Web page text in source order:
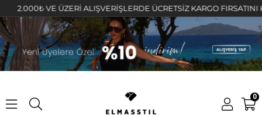
VE ÜZERİ ALIŞVERİŞLERDE ÜCRETSİZ KARGO FIRSATINI
0